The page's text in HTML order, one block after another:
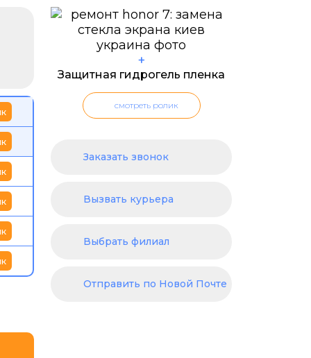
+
Защитная гидрогель пленка
смотреть ролик
Заказать звонок
Вызвать курьера
Выбрать филиал
Отправить по Новой Почте